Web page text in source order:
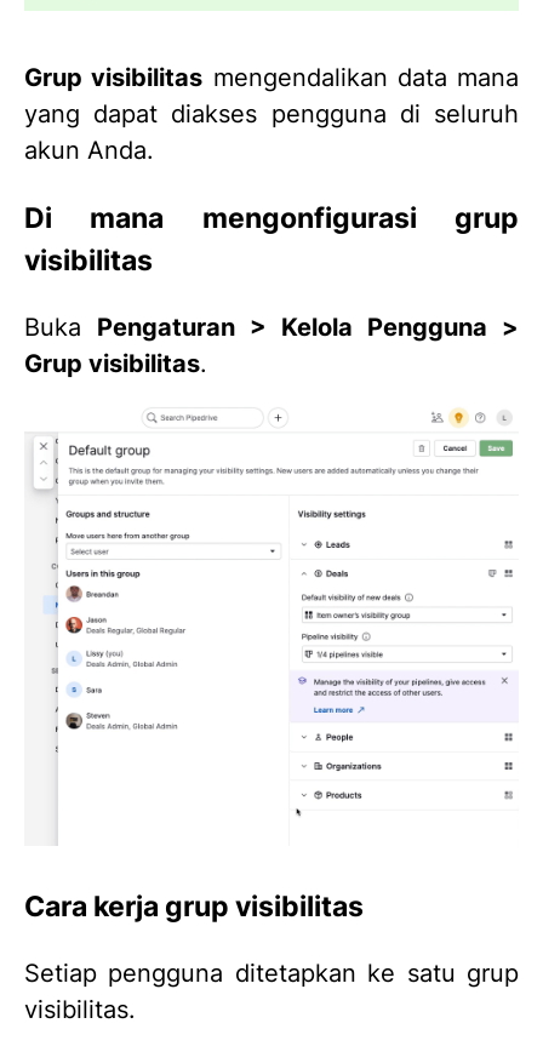
Grup visibilitas mengendalikan data mana
yang dapat diakses pengguna di seluruh
akun Anda.
Di mana mengonfigurasi grup
visibilitas
Buka Pengaturan > Kelola Pengguna >
Grup visibilitas.
Cara kerja grup visibilitas
Setiap pengguna ditetapkan ke satu grup
visibilitas.